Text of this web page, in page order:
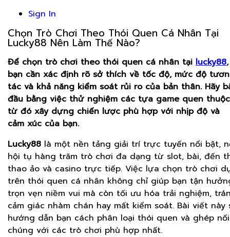
Sign In
Chọn Trò Chơi Theo Thói Quen Cá Nhân Tại
Lucky88 Nên Làm Thế Nào?
Để chọn trò chơi theo thói quen cá nhân tại lucky88,
bạn cần xác định rõ sở thích về tốc độ, mức độ
tác và khả năng kiểm soát rủi ro của bản thân. Hãy
đầu bằng việc thử nghiệm các tựa game quen
từ đó xây dựng chiến lược phù hợp với nhịp độ và
cảm xúc của bạn.
Lucky88 là một nền tảng giải trí trực tuyến nổi bật,
hội tụ hàng trăm trò chơi đa dạng từ slot, bài, đến
thao ảo và casino trực tiếp. Việc lựa chọn trò chơi
trên thói quen cá nhân không chỉ giúp bạn tận
trọn vẹn niềm vui mà còn tối ưu hóa trải nghiệm,
cảm giác nhàm chán hay mất kiểm soát. Bài viết này
hướng dẫn bạn cách phân loại thói quen và ghép nối
chúng với các trò chơi phù hợp nhất.